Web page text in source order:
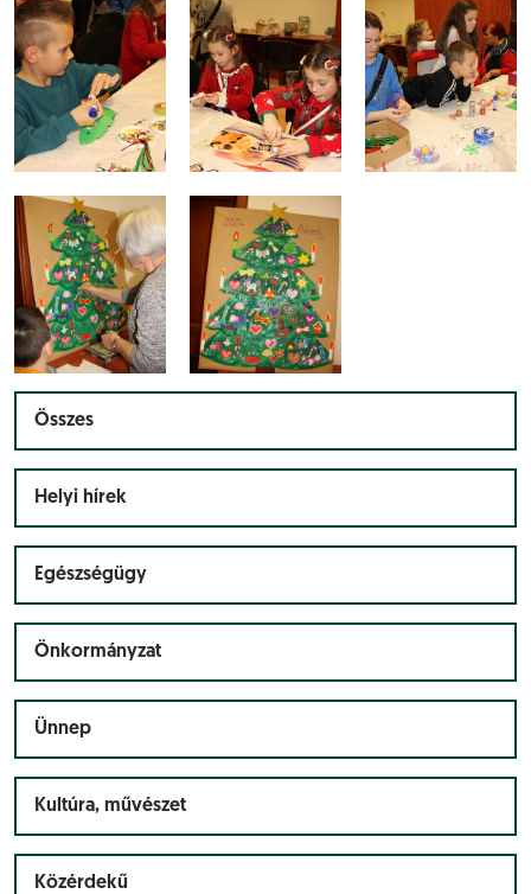
Összes
Helyi hírek
Egészségügy
Önkormányzat
Ünnep
Kultúra, művészet
Közérdekű